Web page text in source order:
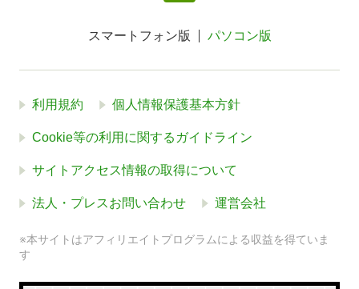
スマートフォン版 パソコン版
利用規約 個人情報保護基本方針
Cookie等の利用に関するガイドライン
サイトアクセス情報の取得について
法人・プレスお問い合わせ 運営会社
※本サイトはアフィリエイトプログラムによる収益を得ていま
す